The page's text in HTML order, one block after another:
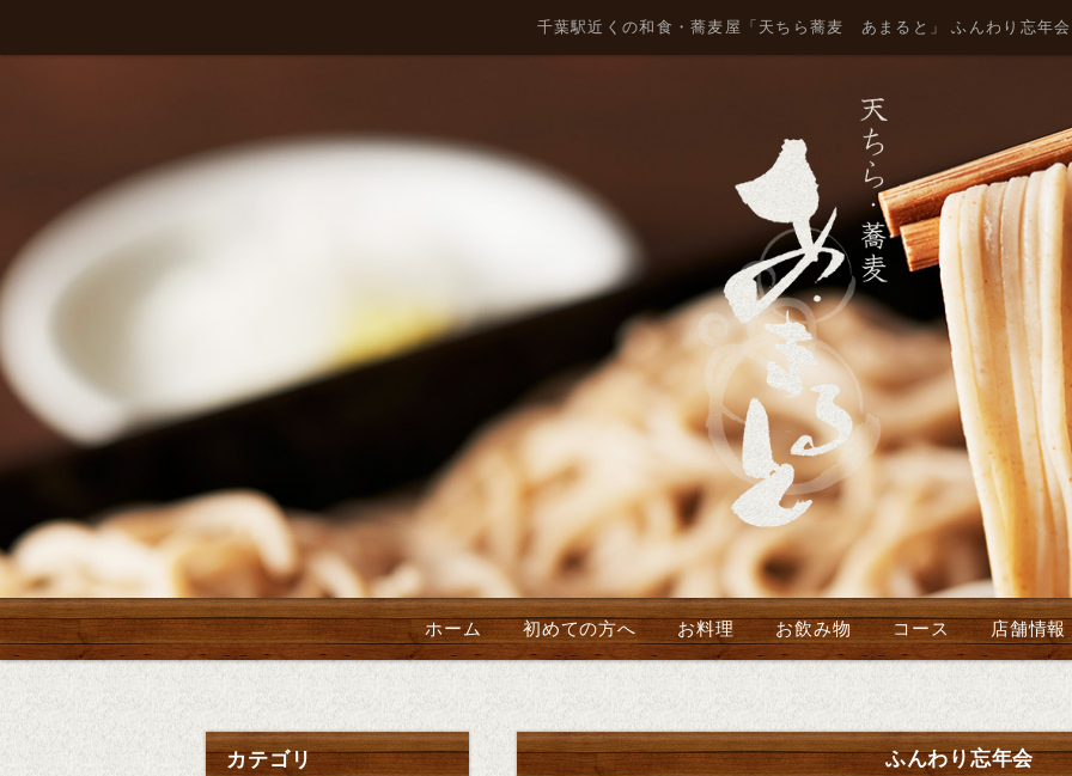
千葉駅近くの和食・蕎麦屋「天ちら蕎麦 あまると」 ふんわり忘年会
ホーム 初めての方へ お料理 お飲み物 コース 店舗情報
カテゴリ ふんわり忘年会